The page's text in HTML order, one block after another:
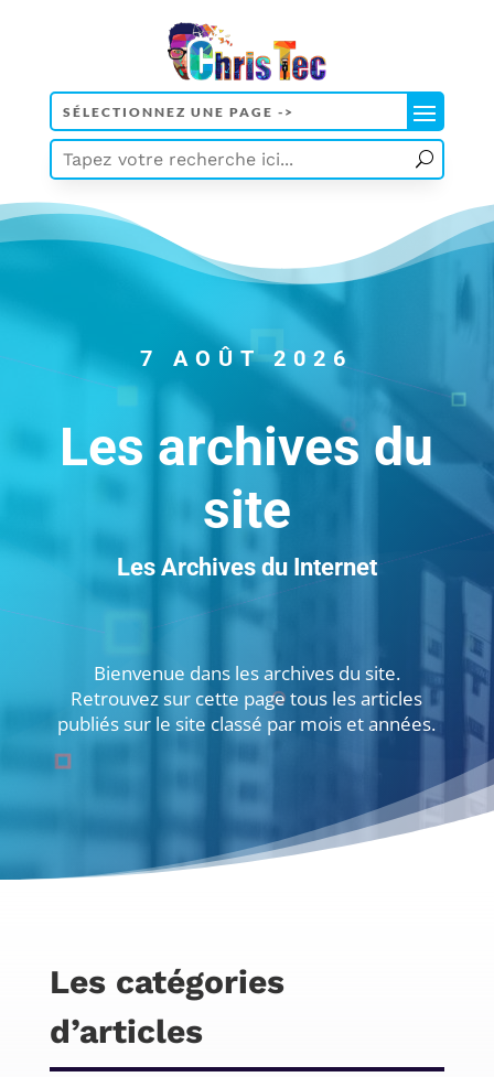
7 AOÛT 2026
Les archives du
site
Les Archives du Internet
Bienvenue dans les archives du site.
Retrouvez sur cette page tous les articles
publiés sur le site classé par mois et années.
Les catégories
d’articles